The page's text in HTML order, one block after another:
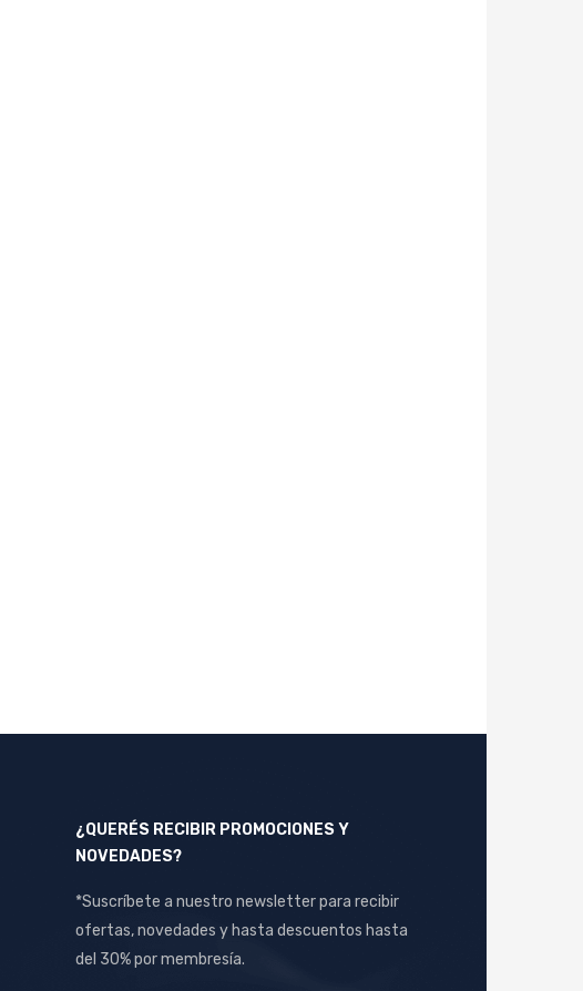
¿QUERÉS RECIBIR PROMOCIONES Y
NOVEDADES?
*Suscríbete a nuestro newsletter para recibir
ofertas, novedades y hasta descuentos hasta
del 30% por membresía.